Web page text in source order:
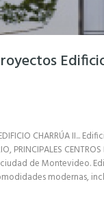
EDIFICIO CHARRÚA II...
PRINCIPALES
ciudad de Montevideo.
modernas,